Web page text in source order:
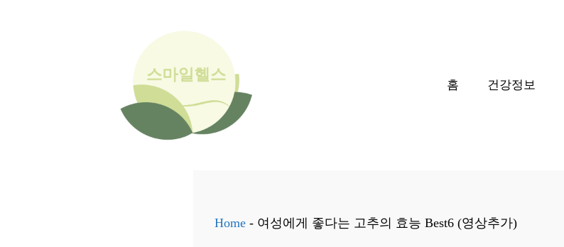
홈 건강정보
Home - 여성에게 좋다는 고추의 효능 Best6 (영상추가)